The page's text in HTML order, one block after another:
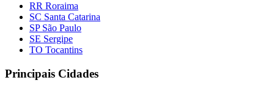
RR Roraima
SC Santa Catarina
SP São Paulo
SE Sergipe
TO Tocantins
Principais Cidades